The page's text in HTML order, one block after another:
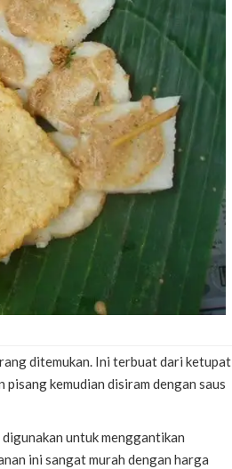
ditemukan. Ini terbuat dari ketupat
kemudian disiram dengan saus
untuk menggantikan
ini sangat murah dengan harga